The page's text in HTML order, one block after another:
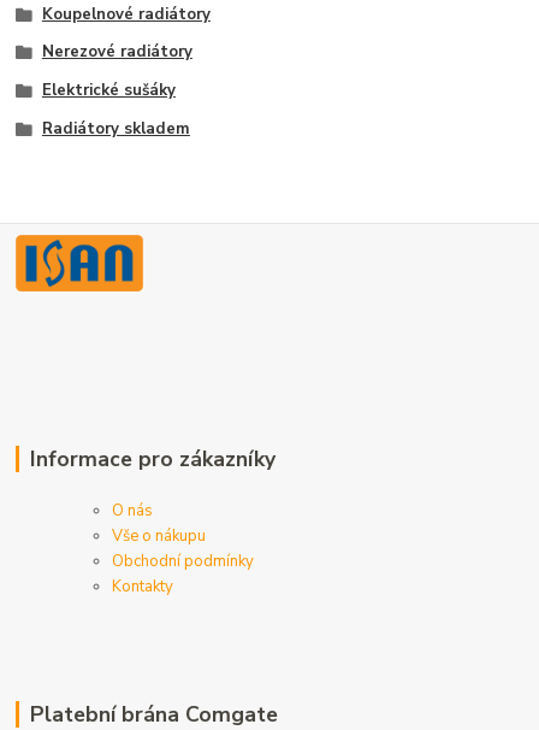
Koupelnové radiátory
Nerezové radiátory
Elektrické sušáky
Radiátory skladem
Informace pro zákazníky
O nás
Vše o nákupu
Obchodní podmínky
Kontakty
Platební brána Comgate